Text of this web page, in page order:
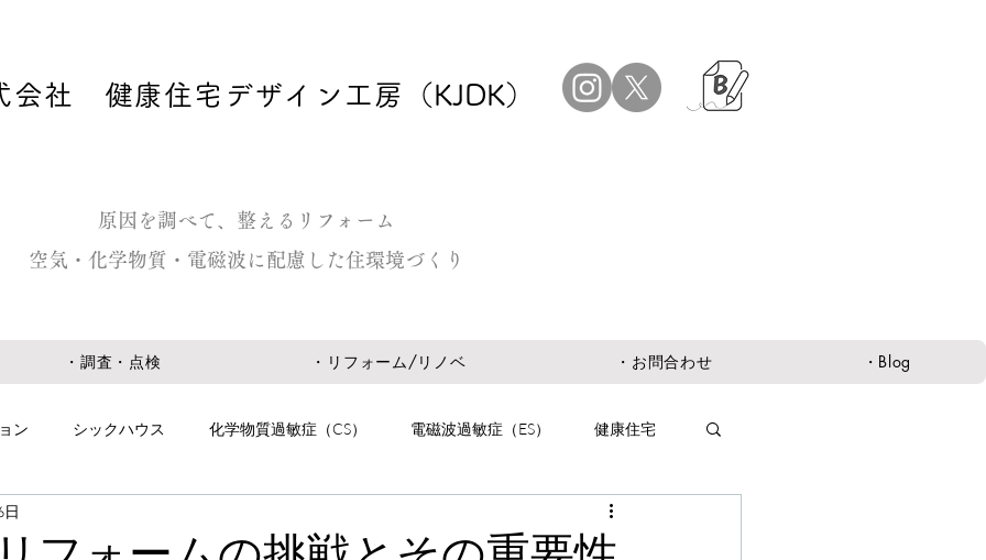
会社 健康住宅デザイン工房 （KJDK）
原因を調べて、整えるリフォーム
空気・化学物質・電磁波に配慮した住環境づくり
・調査・点検 ・リフォーム/リノベ ・お問合わせ ・Blog
ン シックハウス 化学物質過敏症（CS） 電磁波過敏症（ES） 健康住宅
デザイン